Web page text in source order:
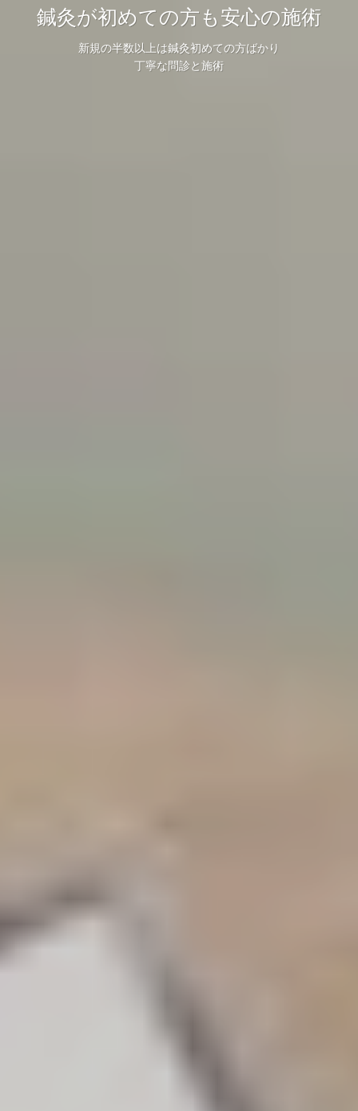
題の鍼灸院
不妊症や自律神経失調症、眼精疲労など様々な疾患に対応してい
泉佐野市で唯一鍼灸専門の鍼灸院で
す。
鍼灸専門の縁里庵かつもと鍼灸院
鍼灸が初めての方も安心の施術
新規の半数以上は鍼灸初めての方ばかり
丁寧な問診と施術